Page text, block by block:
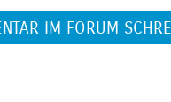
IM FORUM